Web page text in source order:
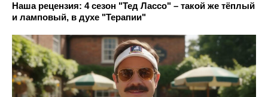
Наша рецензия: 4 сезон "Тед Лассо" – такой же тёплый
и ламповый, в духе "Терапии"